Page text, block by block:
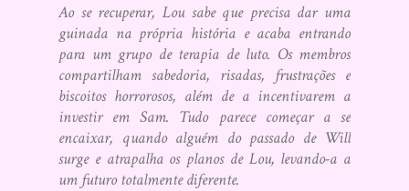
Ao se recuperar, Lou sabe que precisa dar uma
guinada na própria história e acaba entrando
para um grupo de terapia de luto. Os membros
compartilham sabedoria, risadas, frustrações e
biscoitos horrorosos, além de a incentivarem a
investir em Sam. Tudo parece começar a se
encaixar, quando alguém do passado de Will
surge e atrapalha os planos de Lou, levando-a a
um futuro totalmente diferente.